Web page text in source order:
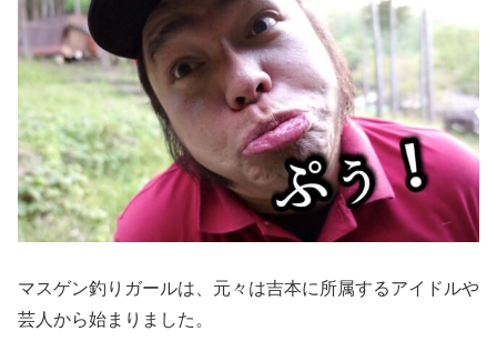
マスゲン釣りガールは、元々は吉本に所属するアイドルや
芸人から始まりました。